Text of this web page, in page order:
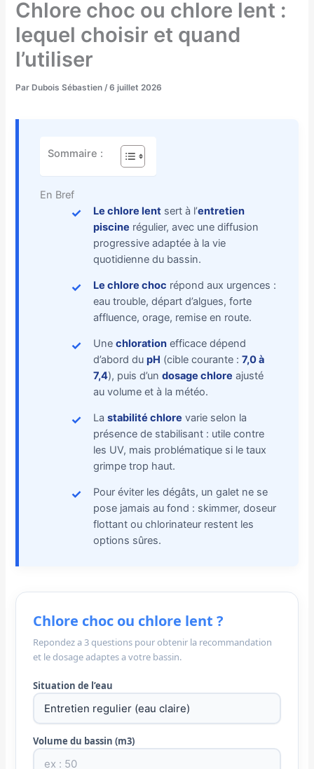
Chlore choc ou chlore lent :
lequel choisir et quand
l’utiliser
Par Dubois Sébastien /6 juillet 2026
Sommaire :
En Bref
Le chlore lent sert à l’entretien
piscine régulier, avec une diffusion
progressive adaptée à la vie
quotidienne du bassin.
Le chlore choc répond aux urgences :
eau trouble, départ d’algues, forte
affluence, orage, remise en route.
Unechloration efficace dépend
d’abord dupH (cible courante :7,0 à
7,4), puis d’undosage chlore ajusté
au volume et à la météo.
Lastabilité chlore varie selon la
présence de stabilisant : utile contre
les UV, mais problématique si le taux
grimpe trop haut.
Pour éviter les dégâts, un galet ne se
pose jamais au fond : skimmer, doseur
flottant ou chlorinateur restent les
options sûres.
Chlore choc ou chlore lent ?
Repondez a 3 questions pour obtenir la recommandation
et le dosage adaptes a votre bassin.
Situation de l’eau
Volume du bassin (m3)